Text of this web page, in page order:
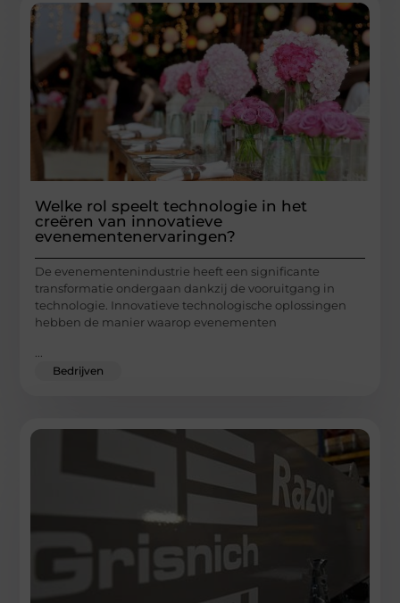
Welke rol speelt technologie in het
creëren van innovatieve
evenementenervaringen?
De evenementenindustrie heeft een significante
transformatie ondergaan dankzij de vooruitgang in
technologie. Innovatieve technologische oplossingen
hebben de manier waarop evenementen
Bedrijven